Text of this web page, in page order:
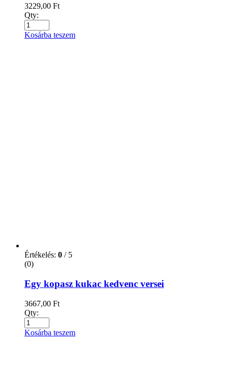
3229,00 Ft
Qty:
Kosárba teszem
Értékelés: 0 / 5
(0)
Egy kopasz kukac kedvenc versei
3667,00 Ft
Qty:
Kosárba teszem